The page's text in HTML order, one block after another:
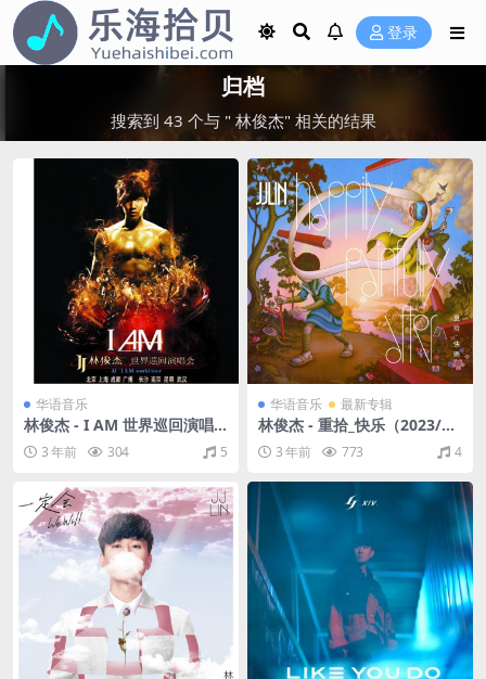
登录
归档
搜索到 43 个与 " 林俊杰" 相关的结果
华语音乐
林俊杰 - I AM 世界巡回演唱
会（2011/FLAC/EP分轨/886
M）3 年前 304 5
华语音乐 最新专辑
林俊杰 - 重拾_快乐（2023/FL
AC/分轨/291M）
3 年前 773 4